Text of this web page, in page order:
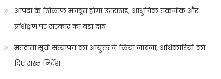
आपदा के खिलाफ मजबूत होगा उत्तराखंड, आधुनिक तकनीक और
प्रशिक्षण पर सरकार का बड़ा दांव
मतदाता सूची सत्यापन का आयुक्त ने लिया जायजा, अधिकारियों को
दिए सख्त निर्देश